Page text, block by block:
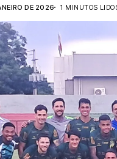
DE 2026 1 MINUTOS